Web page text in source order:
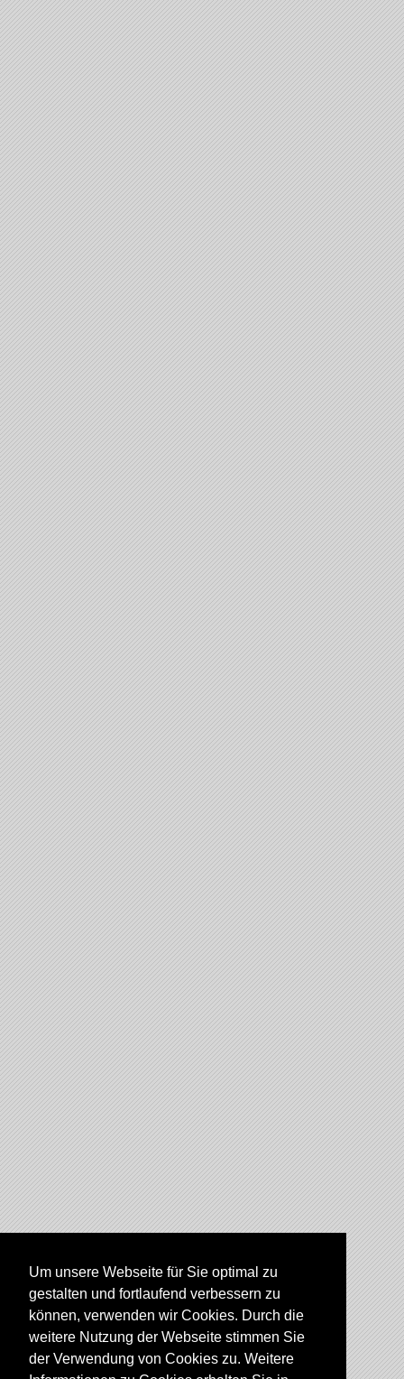
Um unsere Webseite für Sie optimal zu
gestalten und fortlaufend verbessern zu
können, verwenden wir Cookies. Durch die
weitere Nutzung der Webseite stimmen Sie
der Verwendung von Cookies zu. Weitere